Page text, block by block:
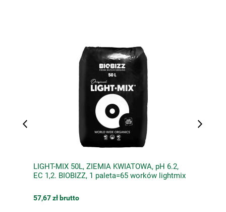
LIGHT-MIX 50L, ZIEMIA KWIATOWA, pH 6.2,
EC 1,2. BIOBIZZ, 1 paleta=65 worków lightmix
57,67 zł brutto